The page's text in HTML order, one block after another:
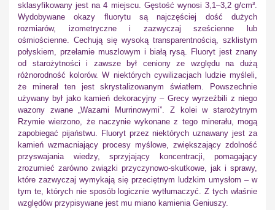
sklasyfikowany jest na 4 miejscu. Gęstość wynosi 3,1–3,2 g/cm³.
Wydobywane okazy fluorytu są najczęściej dość dużych
rozmiarów, izometryczne i zazwyczaj sześcienne lub
ośmiościenne. Cechują się wysoką transparentnością, szklistym
połyskiem, przełamie muszlowym i białą rysą. Fluoryt jest znany
od starożytności i zawsze był ceniony ze względu na dużą
różnorodność kolorów. W niektórych cywilizacjach ludzie myśleli,
że minerał ten jest skrystalizowanym światłem. Powszechnie
używany był jako kamień dekoracyjny – Grecy wyrzeźbili z niego
wazony zwane „Wazami Murrinowymi”. Z kolei w starożytnym
Rzymie wierzono, że naczynie wykonane z tego minerału, mogą
zapobiegać pijaństwu. Fluoryt przez niektórych uznawany jest za
kamień wzmacniający procesy myślowe, zwiększający zdolność
przyswajania wiedzy, sprzyjający koncentracji, pomagający
zrozumieć zarówno związki przyczynowo-skutkowe, jak i sprawy,
które zazwyczaj wymykają się przeciętnym ludzkim umysłom – w
tym te, których nie sposób logicznie wytłumaczyć. Z tych właśnie
względów przypisywane jest mu miano kamienia Geniuszy.